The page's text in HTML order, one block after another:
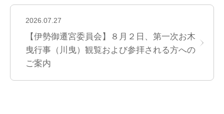
2026.07.27
【伊勢御遷宮委員会】８月２日、第一次お木
曳行事（川曳）観覧および参拝される方への
ご案内